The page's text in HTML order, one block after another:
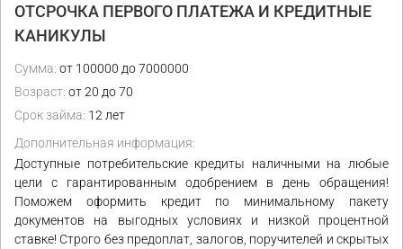
ОТСРОЧКА ПЕРВОГО ПЛАТЕЖА И КРЕДИТНЫЕ
КАНИКУЛЫ
Сумма: от 100000 до 7000000
Возраст: от 20 до 70
Срок займа: 12 лет
Дополнительная информация:
Доступные потребительские кредиты наличными на любые
цели с гарантированным одобрением в день обращения!
Поможем оформить кредит по минимальному пакету
документов на выгодных условиях и низкой процентной
ставке! Строго без предоплат, залогов, поручителей и скрытых